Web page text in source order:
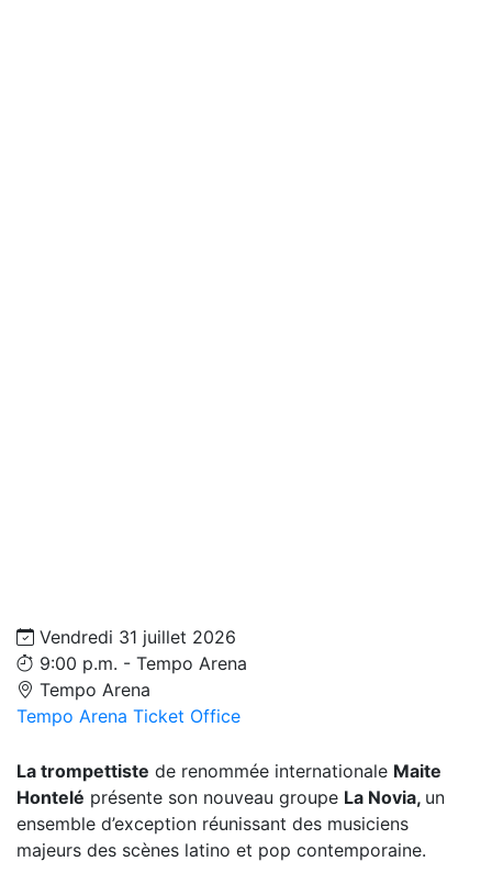
Vendredi 31 juillet 2026
9:00 p.m. - Tempo Arena
Tempo Arena
Tempo Arena Ticket Office
La trompettiste de renommée internationale Maite
Hontelé présente son nouveau groupe La Novia, un
ensemble d’exception réunissant des musiciens
majeurs des scènes latino et pop contemporaine.